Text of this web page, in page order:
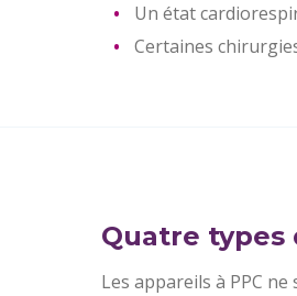
Un état
Certaines
Quatre types
Les appareils à PPC